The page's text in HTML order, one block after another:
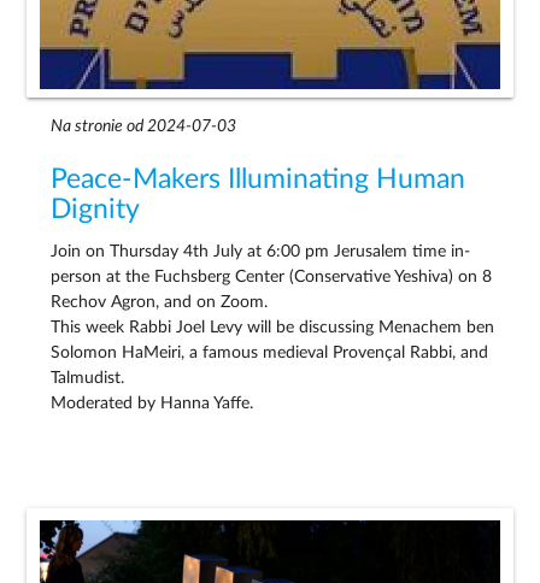
Na stronie od 2024-07-03
Peace-Makers Illuminating Human
Dignity
Join on Thursday 4th July at 6:00 pm Jerusalem time in-
person at the Fuchsberg Center (Conservative Yeshiva) on 8
Rechov Agron, and on Zoom.
This week Rabbi Joel Levy will be discussing Menachem ben
Solomon HaMeiri, a famous medieval Provençal Rabbi, and
Talmudist.
Moderated by Hanna Yaffe.